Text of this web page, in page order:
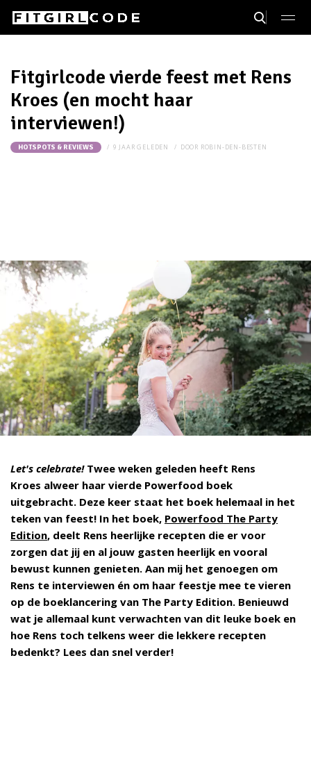
Fitgirlcode vierde feest met Rens
Kroes (en mocht haar
interviewen!)
HOTSPOTS & REVIEWS 9 JAAR GELEDEN DOOR ROBIN-DEN-BESTEN
Let's celebrate!Twee weken geleden heeft Rens
Kroes alweer haar vierde Powerfood boek
uitgebracht. Deze keer staat het boek helemaal in het
teken van feest! In het boek, Powerfood The Party
Edition, deelt Rens heerlijke recepten die er voor
zorgen dat jij en al jouw gasten heerlijk en vooral
bewust kunnen genieten. Aan mij het genoegen om
Rens te interviewen én om haar feestje mee te vieren
op de boeklancering van The Party Edition. Benieuwd
wat je allemaal kunt verwachten van dit leuke boek en
hoe Rens toch telkens weer die lekkere recepten
bedenkt? Lees dan snel verder!